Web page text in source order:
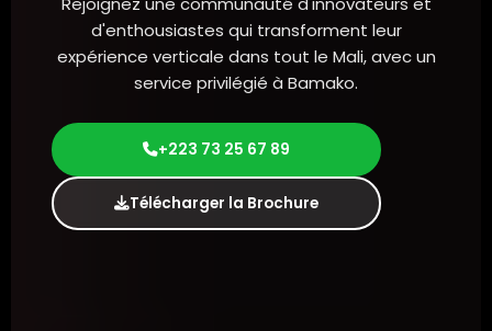
d'enthousiastes qui transforment leur
expérience verticale dans tout le Mali, avec un
service privilégié à Bamako.
+223 73 25 67 89
Télécharger la Brochure